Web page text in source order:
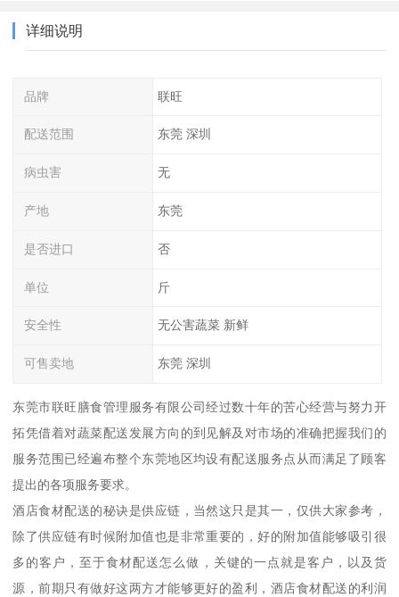
详细说明
品牌 联旺
配送范围 东莞 深圳
病虫害 无
产地 东莞
是否进口 否
单位 斤
安全性 无公害蔬菜 新鲜
可售卖地 东莞 深圳
东莞市联旺膳食管理服务有限公司经过数十年的苦心经营与努力开
拓凭借着对蔬菜配送发展方向的到见解及对市场的准确把握我们的
服务范围已经遍布整个东莞地区均设有配送服务点从而满足了顾客
提出的各项服务要求。
酒店食材配送的秘诀是供应链，当然这只是其一，仅供大家参考，
除了供应链有时候附加值也是非常重要的，好的附加值能够吸引很
多的客户，至于食材配送怎么做，关键的一点就是客户，以及货
源，前期只有做好这两方才能够更好的盈利，酒店食材配送的利润